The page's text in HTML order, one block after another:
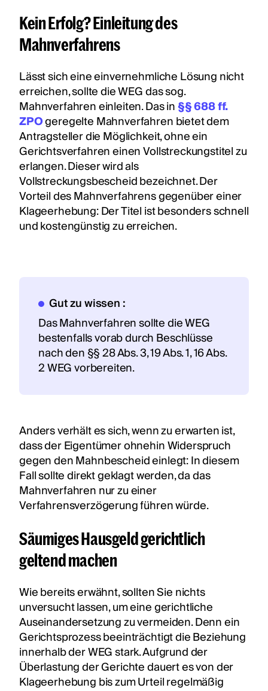
Kein Erfolg? Einleitung des
Mahnverfahrens
Lässt sich eine einvernehmliche Lösung nicht
erreichen, sollte die WEG das sog.
Mahnverfahren einleiten. Das in§§ 688 ff.
ZPOgeregelte Mahnverfahren bietet dem
Antragsteller die Möglichkeit, ohne ein
Gerichtsverfahren einen Vollstreckungstitel zu
erlangen. Dieser wird als
Vollstreckungsbescheid bezeichnet. Der
Vorteil des Mahnverfahrens gegenüber einer
Klageerhebung: Der Titel ist besonders schnell
und kostengünstig zu erreichen.
Gut zu wissen :
Das Mahnverfahren sollte die WEG
bestenfalls vorab durch Beschlüsse
nach den §§ 28 Abs. 3, 19 Abs. 1, 16 Abs.
2 WEG vorbereiten.
Anders verhält es sich, wenn zu erwarten ist,
dass der Eigentümer ohnehin Widerspruch
gegen den Mahnbescheid einlegt: In diesem
Fall sollte direkt geklagt werden, da das
Mahnverfahren nur zu einer
Verfahrensverzögerung führen würde.
Säumiges Hausgeld gerichtlich
geltend machen
Wie bereits erwähnt, sollten Sie nichts
unversucht lassen, um eine gerichtliche
Auseinandersetzung zu vermeiden. Denn ein
Gerichtsprozess beeinträchtigt die Beziehung
innerhalb der WEG stark. Aufgrund der
Überlastung der Gerichte dauert es von der
Klageerhebung bis zum Urteil regelmäßig